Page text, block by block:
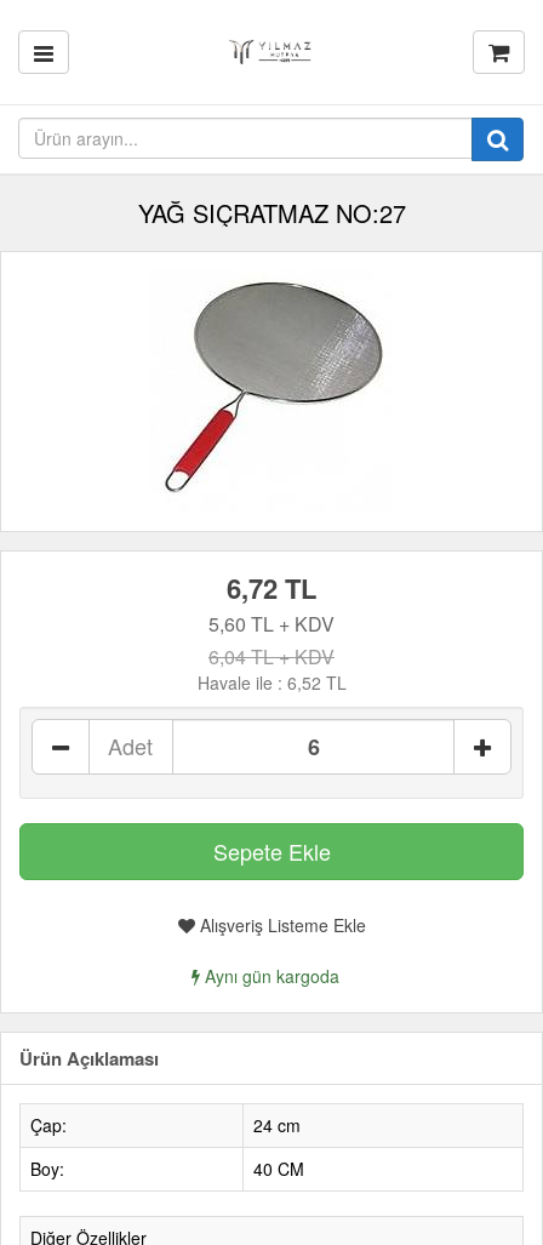
YAĞ SIÇRATMAZ NO:27
6,72 TL
5,60 TL + KDV
6,04 TL + KDV
Havale ile : 6,52 TL
Adet
Alışveriş Listeme Ekle
Aynı gün kargoda
Ürün Açıklaması
Çap:
24 cm
Boy:
40 CM
Diğer Özellikler